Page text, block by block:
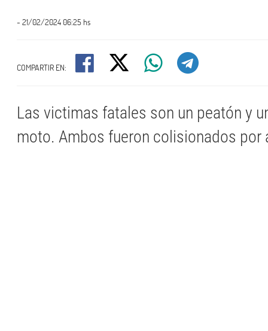
- 21/02/2024 06:25 hs
COMPARTIR EN:
Las victimas fatales son un peatón y
moto. Ambos fueron colisionados por